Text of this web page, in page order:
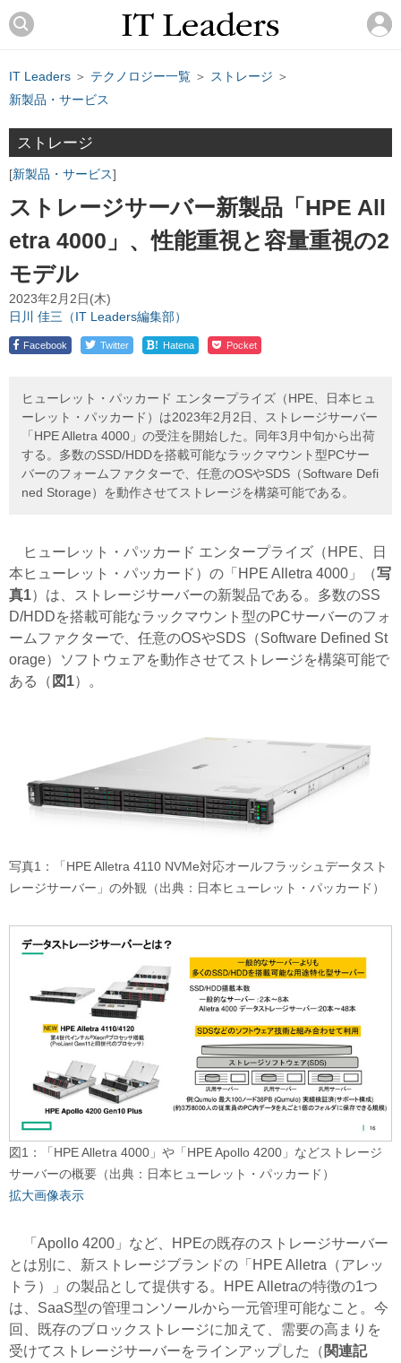
IT Leaders ＞ テクノロジー一覧 ＞ ストレージ ＞
新製品・サービス
ストレージ
新製品・サービス
ストレージサーバー新製品「HPE All
etra 4000」、性能重視と容量重視の2
モデル
2023年2月2日(木)
日川 佳三（IT Leaders編集部）
Facebook Twitter ! Hatena Pocket
ヒューレット・パッカード エンタープライズ（HPE、日本ヒュ
ーレット・パッカード）は2023年2月2日、ストレージサーバー
「HPE Alletra 4000」の受注を開始した。同年3月中旬から出荷
する。多数のSSD/HDDを搭載可能なラックマウント型PCサー
バーのフォームファクターで、任意のOSやSDS（Software Defi
ned Storage）を動作させてストレージを構築可能である。
ヒューレット・パッカード エンタープライズ（HPE、日
本ヒューレット・パッカード）の「HPE Alletra 4000」（写
真1）は、ストレージサーバーの新製品である。多数のSS
D/HDDを搭載可能なラックマウント型のPCサーバーのフォ
ームファクターで、任意のOSやSDS（Software Defined St
orage）
ソフトウェアを動作させてストレージを構築可能で
ある（ 図1）。
写真1：「HPE Alletra 4110 NVMe対応オールフラッシュデータスト
レージサーバー」の外観（出典：日本ヒューレット・パッカード）
図1：「HPE Alletra 4000」や「HPE Apollo 4200」などストレージ
サーバーの概要（出典：日本ヒューレット・パッカード）
拡大画像表示
「Apollo 4200」など、HPEの既存のストレージサーバー
とは別に、新ストレージブランドの「HPE Alletra（アレッ
トラ）」の製品として提供する。HPE Alletraの特徴の1つ
は、SaaS型の管理コンソールから一元管理可能なこと。今
回、既存のブロックストレージに加えて、需要の高まりを
受けてストレージサーバーをラインアップした（ 関連記